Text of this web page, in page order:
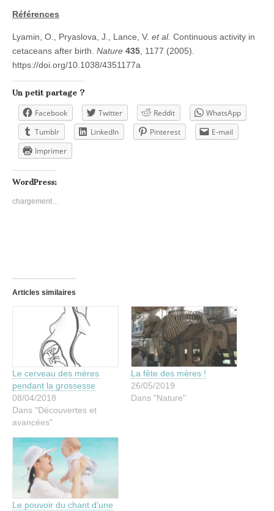
Références
Lyamin, O., Pryaslova, J., Lance, V. et al. Continuous activity in
cetaceans after birth. Nature 435 , 1177 (2005).
https://doi.org/10.1038/4351177a
Un petit partage ?
Facebook Twitter Reddit
WhatsApp
Tumblr
LinkedIn Pinterest
E-mail
Imprimer
WordPress:
chargement…
Articles similaires
Le cerveau des mères
pendant la grossesse
08/04/2018
Dans "Découvertes et
avancées"
La fête des mères !
26/05/2019
Dans "Nature"
Le pouvoir du chant d’une